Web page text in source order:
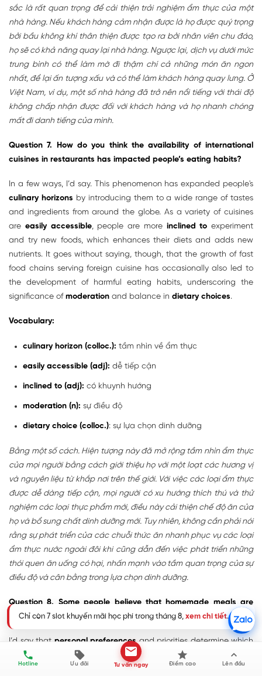
sắc là rất quan trọng để cải thiện trải nghiệm ẩm thực của một
nhà hàng. Nếu khách hàng cảm nhận được là họ được quý trọng
bởi bầu không khí thân thiện được tạo ra bởi nhân viên chu đáo,
họ sẽ có khả năng quay lại nhà hàng. Ngược lại, dịch vụ dưới mức
trung bình có thể làm mờ đi thậm chí cả những món ăn ngon
nhất, để lại ấn tượng xấu và có thể làm khách hàng quay lưng. Ở
Việt Nam, ví dụ, một số nhà hàng đã trở nên nổi tiếng với thái độ
không chấp nhận được đối với khách hàng và họ nhanh chóng
mất đi danh tiếng của mình.
Question 7. How do you think the availability of international
cuisines in restaurants has impacted people’s eating habits?
In a few ways, I’d say. This phenomenon has expanded people's
culinary horizons by introducing them to a wide range of tastes
and ingredients from around the globe. As a variety of cuisines
are easily accessible, people are more inclined to experiment
and try new foods, which enhances their diets and adds new
nutrients. It goes without saying, though, that the growth of fast
food chains serving foreign cuisine has occasionally also led to
the development of harmful eating habits, underscoring the
significance of moderation and balance in dietary choices.
Vocabulary:
culinary horizon (colloc.): tầm nhìn về ẩm thực
easily accessible (adj): dễ tiếp cận
inclined to (adj): có khuynh hướng
moderation (n): sự điều độ
dietary choice (colloc.): sự lựa chọn dinh dưỡng
Bằng một số cách. Hiện tượng này đã mở rộng tầm nhìn ẩm thực
của mọi người bằng cách giới thiệu họ với một loạt các hương vị
và nguyên liệu từ khắp nơi trên thế giới. Với việc các loại ẩm thực
được dễ dàng tiếp cận, mọi người có xu hướng thích thú và thử
nghiệm các loại thực phẩm mới, điều này cải thiện chế độ ăn của
họ và bổ sung chất dinh dưỡng mới. Tuy nhiên, không cần phải nói
rằng sự phát triển của các chuỗi thức ăn nhanh phục vụ các loại
ẩm thực nước ngoài đôi khi cũng dẫn đến việc phát triển những
thói quen ăn uống có hại, nhấn mạnh vào tầm quan trọng của sự
điều độ và cân bằng trong lựa chọn dinh dưỡng.
Question 8. Some people believe that homemade meals are
better than restaurant meals. What are your thoughts on this?
I’d say that personal preferencesand priorities determine which
meals, homemade or restaurant, are preferred. Some people find
homemade meals moreappealing
Hotline Ưu đãi Tư vấn ngay Điểm cao Lên đầu
Chỉ còn 7 slot khuyến mãi học phí trong tháng 8, xem chi tiết.